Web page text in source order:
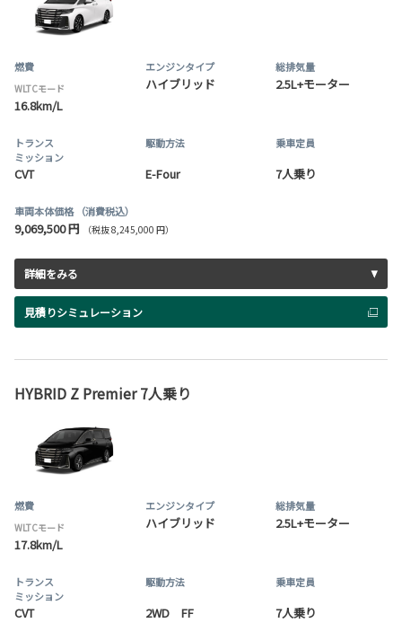
燃費
WLTCモード
16.8km/L
エンジンタイプ
ハイブリッド
総排気量
2.5L+モーター
トランス
ミッション
CVT
駆動方法
E-Four
乗車定員
7人乗り
車両本体価格 （消費税込）
9,069,500 円 （税抜 8,245,000 円）
詳細をみる
見積りシミュレーション
HYBRID Z Premier 7人乗り
燃費
WLTCモード
17.8km/L
エンジンタイプ
ハイブリッド
総排気量
2.5L+モーター
トランス
ミッション
CVT
駆動方法
2WD FF
乗車定員
7人乗り